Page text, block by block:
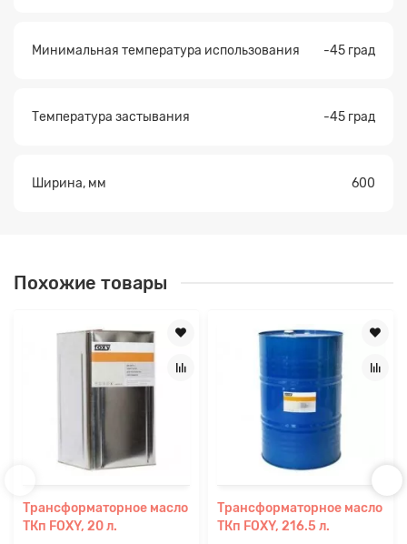
Минимальная температура использования -45 град
Температура застывания -45 град
Ширина, мм 600
Похожие товары
Трансформаторное масло
ТКп FOXY, 20 л.
Трансформаторное масло
ТКп FOXY, 216.5 л.